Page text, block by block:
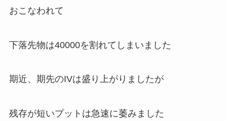
おこなわれて
下落先物は40000を割れてしまいました
期近、期先のIVは盛り上がりましたが
残存が短いプットは急速に萎みました